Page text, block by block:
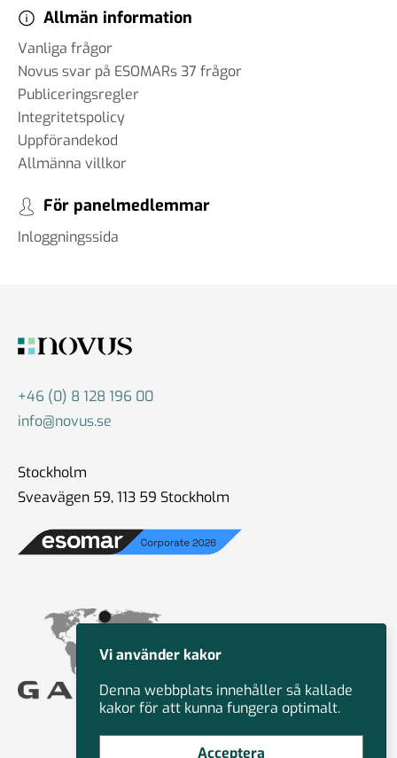
Allmän information
Vanliga frågor
Novus svar på ESOMARs 37 frågor
Publiceringsregler
Integritetspolicy
Uppförandekod
Allmänna villkor
För panelmedlemmar
Inloggningssida
+46 (0) 8 128 196 00
info@novus.se
Stockholm
Sveavägen 59, 113 59 Stockholm
Vi använder kakor
Denna webbplats innehåller så kallade
kakor för att kunna fungera optimalt.
Acceptera